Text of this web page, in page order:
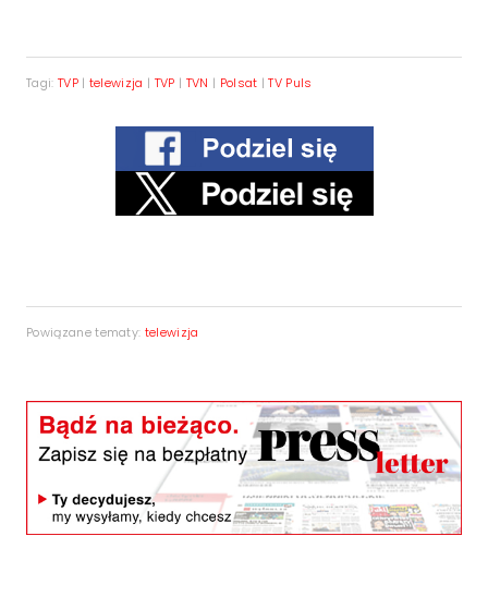
Tagi: TVP| telewizja | TVP | TVN | Polsat |TV Puls
Powiązane tematy: telewizja